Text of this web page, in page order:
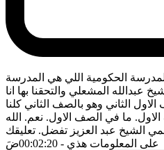
الحكومية اللي هي المدرسة
عبدالله المشعلي والتحقنا بها انا
الثاني وهو بالصف الثاني كلنا
ما في الصف الاول. نعم. الله
الشيخ عبد العزيز تفضل. تعليقك
على المعلومات هذي - 00:02:20 ضَ